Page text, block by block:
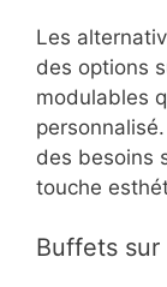
Les
des options
modulables
des besoins
touche
Buffets sur